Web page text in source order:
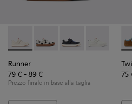
Runner - K800247-030 -
Runner - K800247-031
Runner - K800247-
Runner -
Runner
79 € - 89 €
Prezzo finale in base alla taglia
75